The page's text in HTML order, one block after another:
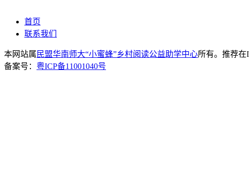
首页
联系我们
本网站属 民盟华南师大“小蜜蜂”乡村阅读公益助学中心所有。推荐在
备案号： 粤ICP备11001040号